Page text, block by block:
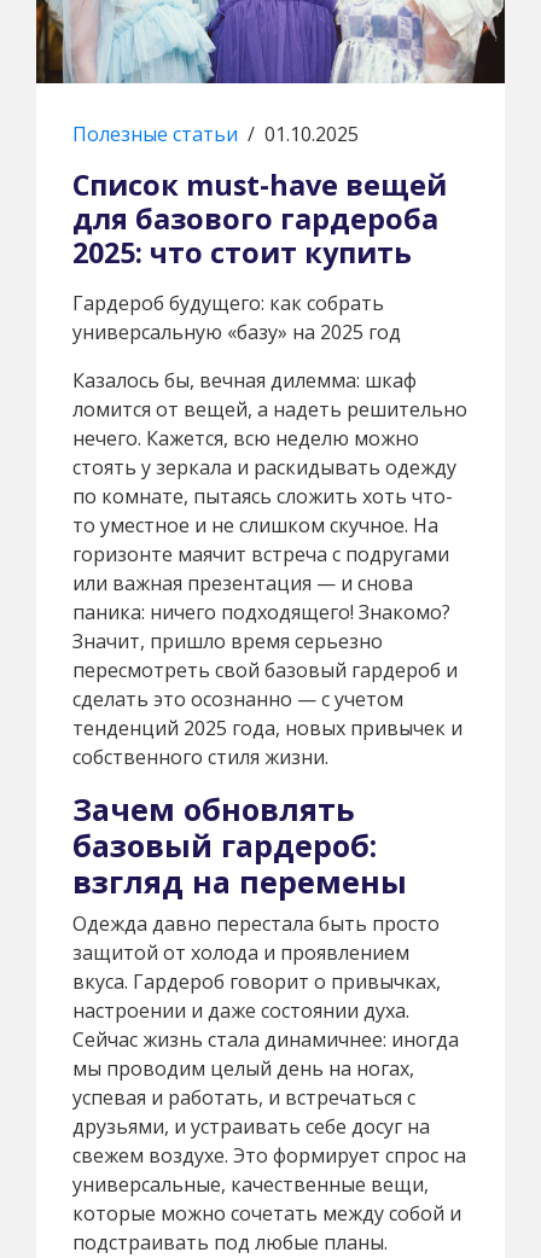
Полезные статьи / 01.10.2025
Список must-have вещей
для базового гардероба
2025: что стоит купить
Гардероб будущего: как собрать
универсальную «базу» на 2025 год
Казалось бы, вечная дилемма: шкаф
ломится от вещей, а надеть решительно
нечего. Кажется, всю неделю можно
стоять у зеркала и раскидывать одежду
по комнате, пытаясь сложить хоть что-
то уместное и не слишком скучное. На
горизонте маячит встреча с подругами
или важная презентация — и снова
паника: ничего подходящего! Знакомо?
Значит, пришло время серьезно
пересмотреть свой базовый гардероб и
сделать это осознанно — с учетом
тенденций 2025 года, новых привычек и
собственного стиля жизни.
Зачем обновлять
базовый гардероб:
взгляд на перемены
Одежда давно перестала быть просто
защитой от холода и проявлением
вкуса. Гардероб говорит о привычках,
настроении и даже состоянии духа.
Сейчас жизнь стала динамичнее: иногда
мы проводим целый день на ногах,
успевая и работать, и встречаться с
друзьями, и устраивать себе досуг на
свежем воздухе. Это формирует спрос на
универсальные, качественные вещи,
которые можно сочетать между собой и
подстраивать под любые планы.